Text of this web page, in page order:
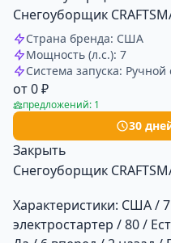
Снегоуборщик
Страна бренда: США
Мощность (л.с.): 7
Система запуска: Ручной
от 0 ₽
предложений: 1
30
Закрыть
Снегоуборщик
Характеристики: США / 7
электростартер / 80 /